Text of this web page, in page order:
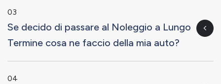
03
Se decido di passare al Noleggio a Lungo
Termine cosa ne faccio della mia auto?
04